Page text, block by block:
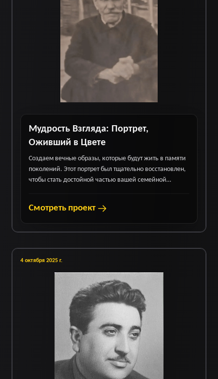
Мудрость Взгляда: Портрет,
Оживший в Цвете
Создаем вечные образы, которые будут жить в памяти
поколений. Этот портрет был тщательно восстановлен,
чтобы стать достойной частью вашей семейной
Смотреть проект
4 октября 2025 г.